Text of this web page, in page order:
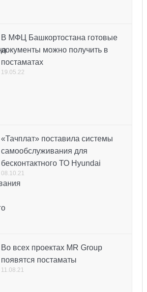
В МФЦ Башкортостана готовые
документы можно получить в
постаматах
19.05.22
«Тачплат» поставила системы
самообслуживания для
бесконтактного ТО Hyundai
08.10.21
Во всех проектах MR Group
появятся постаматы
11.08.21